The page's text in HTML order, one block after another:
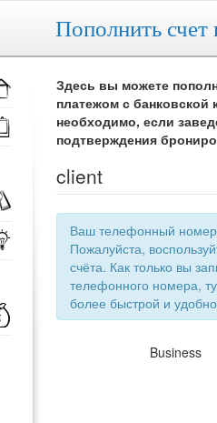
Пополнить счет
Здесь вы можете
платежом с
необходимо, если
подтверждения
client
Ваш телефонный номер
Пожалуйста,
счёта. Как только вы
телефонного номера,
более
Business